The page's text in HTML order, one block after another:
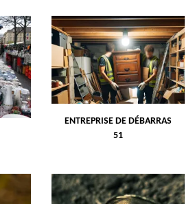
ENTREPRISE DE DÉBARRAS
51